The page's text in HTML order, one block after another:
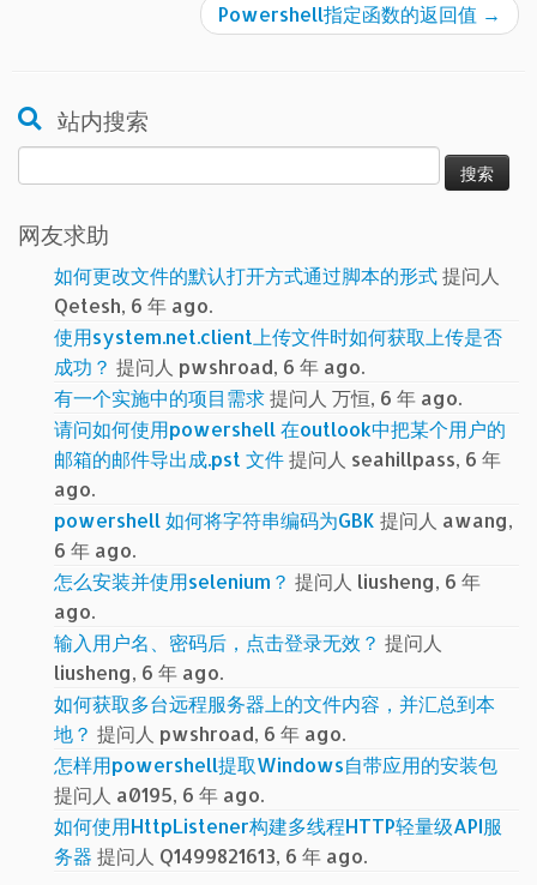
Powershell指定函数的返回值 →
站内搜索
索：
网友求助
如何更改文件的默认打开方式通过脚本的形式提问人
Qetesh, 6 年 ago.
使用system.net.client上传文件时如何获取上传是否
成功？ 提问人 pwshroad, 6 年 ago.
有一个实施中的项目需求提问人 万恒, 6 年 ago.
请问如何使用powershell 在outlook中把某个用户的
邮箱的邮件导出成.pst 文件提问人 seahillpass, 6 年
ago.
powershell 如何将字符串编码为GBK 提问人 awang,
6 年 ago.
怎么安装并使用selenium？ 提问人 liusheng, 6 年
ago.
输入用户名、密码后，点击登录无效？ 提问人
liusheng, 6 年 ago.
如何获取多台远程服务器上的文件内容，并汇总到本
地？ 提问人 pwshroad, 6 年 ago.
怎样用powershell提取Windows自带应用的安装包
提问人 a0195, 6 年 ago.
如何使用HttpListener构建多线程HTTP轻量级API服
务器 提问人 Q1499821613, 6 年 ago.